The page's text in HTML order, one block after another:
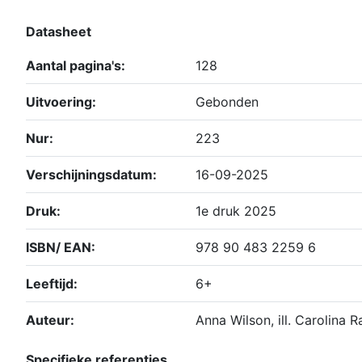
Datasheet
Aantal pagina's: 128
Uitvoering: Gebonden
Nur: 223
Verschijningsdatum: 16-09-2025
Druk: 1e druk 2025
ISBN/ EAN: 978 90 483 2259 6
Leeftijd: 6+
Auteur: Anna Wilson, ill. Carolina